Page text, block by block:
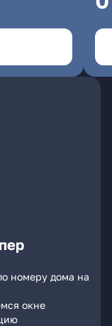
номеру дома на
окне